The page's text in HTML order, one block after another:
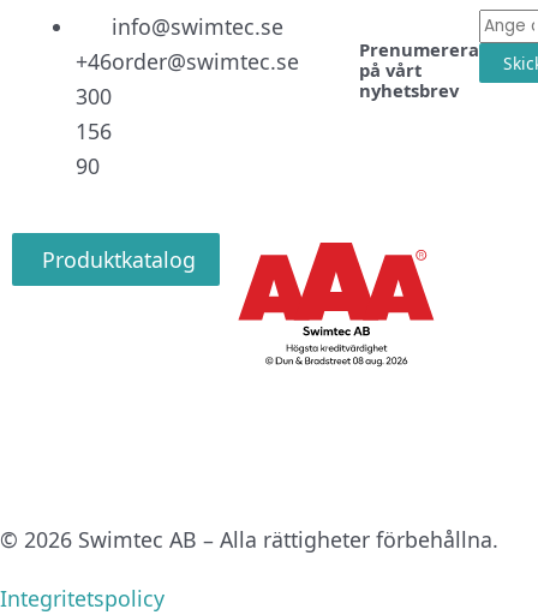
+46
300
156
90
info@swimtec.se
order@swimtec.se
Prenumerera
på vårt
nyhetsbrev
E-
post
Produktkatalog
© 2026 Swimtec AB – Alla rättigheter förbehållna.
Integritetspolicy